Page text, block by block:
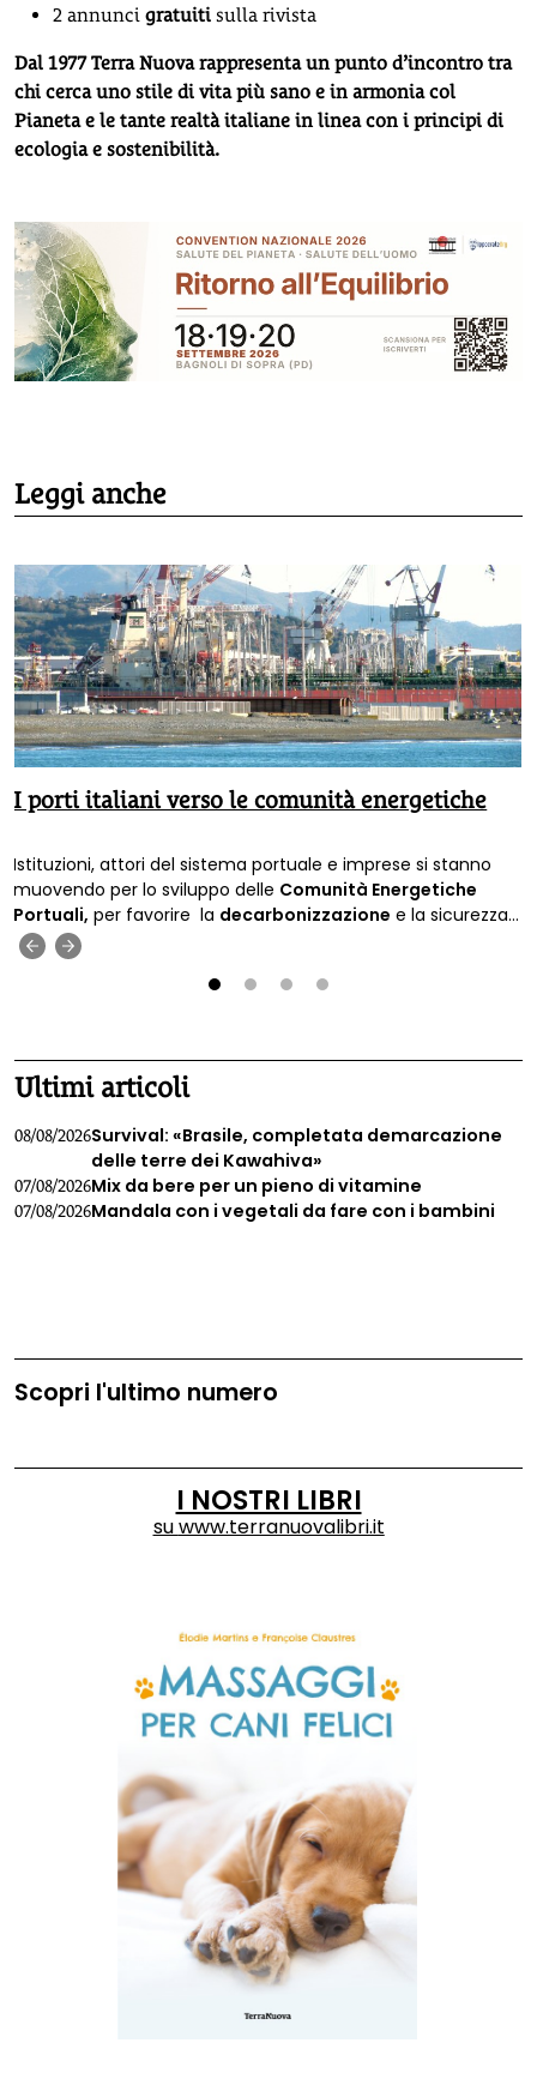
2 annunci gratuiti sulla rivista
Dal 1977 Terra Nuova rappresenta un punto d’incontro tra
chi cerca uno stile di vita più sano e in armonia col
Pianeta e le tante realtà italiane in linea con i principi di
ecologia e sostenibilità.
Leggi anche
I porti italiani verso le comunità energetiche
Istituzioni, attori del sistema portuale e imprese si stanno
muovendo per lo sviluppo delle Comunità Energetiche
Portuali, per favorire la decarbonizzazione e la sicurezza
energetica.
Ultimi articoli
08/08/2026Survival: «Brasile, completata demarcazione
delle terre dei Kawahiva»
07/08/2026Mix da bere per un pieno di vitamine
07/08/2026Mandala con i vegetali da fare con i bambini
Scopri l'ultimo numero
I NOSTRI LIBRI
suwww.terranuovalibri.it